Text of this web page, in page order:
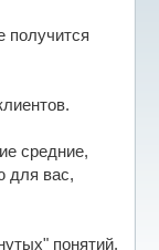
получится
средние,
для вас,
понятий.